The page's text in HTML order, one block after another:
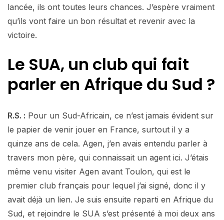
lancée, ils ont toutes leurs chances. J’espère vraiment
qu’ils vont faire un bon résultat et revenir avec la
victoire.
Le SUA, un club qui fait
parler en Afrique du Sud ?
R.S. : Pour un Sud-Africain, ce n’est jamais évident sur
le papier de venir jouer en France, surtout il y a
quinze ans de cela. Agen, j’en avais entendu parler à
travers mon père, qui connaissait un agent ici. J’étais
même venu visiter Agen avant Toulon, qui est le
premier club français pour lequel j’ai signé, donc il y
avait déjà un lien. Je suis ensuite reparti en Afrique du
Sud, et rejoindre le SUA s’est présenté à moi deux ans